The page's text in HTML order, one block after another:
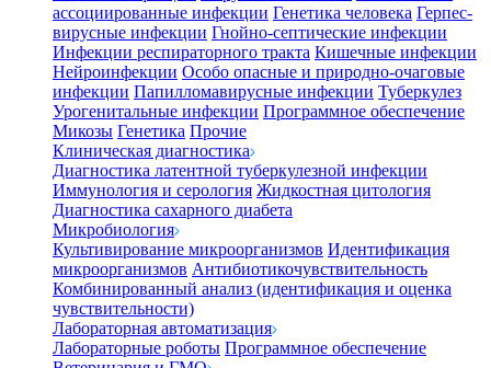
ассоциированные инфекции Генетика человека Герпес-
вирусные инфекции Гнойно-септические инфекции
Инфекции респираторного тракта Кишечные инфекции
Нейроинфекции Особо опасные и природно-очаговые
инфекции Папилломавирусные инфекции Туберкулез
Урогенитальные инфекции Программное обеспечение
Микозы Генетика Прочие
Клиническая диагностика
Диагностика латентной туберкулезной инфекции
Иммунология и серология Жидкостная цитология
Диагностика сахарного диабета
Микробиология
Культивирование микроорганизмов Идентификация
микроорганизмов Антибиотикочувствительность
Комбинированный анализ (идентификация и оценка
чувствительности)
Лабораторная автоматизация
Лабораторные роботы Программное обеспечение